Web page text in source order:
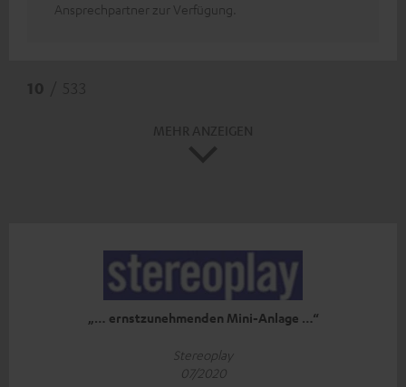
Ansprechpartner zur Verfügung.
„… ernstzunehmenden Mini-Anlage …“
Stereoplay
07/2020